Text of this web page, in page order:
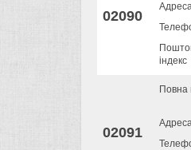
02090
індекс
02091
Повна